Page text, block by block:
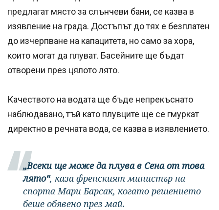
предлагат място за слънчеви бани, се казва в
изявление на града. Достъпът до тях е безплатен
до изчерпване на капацитета, но само за хора,
които могат да плуват. Басейните ще бъдат
отворени през цялото лято.
Качеството на водата ще бъде непрекъснато
наблюдавано, тъй като плувците ще се гмуркат
директно в речната вода, се казва в изявлението.
„Всеки ще може да плува в Сена от това
лято“, каза френският министър на
спорта Мари Барсак, когато решението
беше обявено през май.